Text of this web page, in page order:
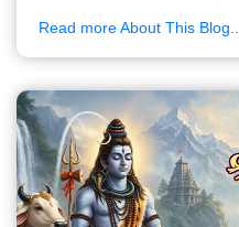
Read more About This Blog...